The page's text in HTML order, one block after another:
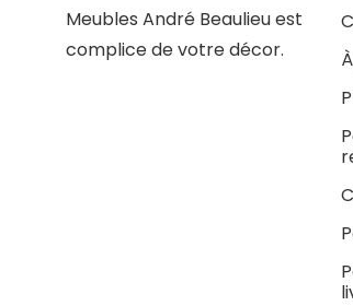
Meubles André Beaulieu est
complice de votre décor.